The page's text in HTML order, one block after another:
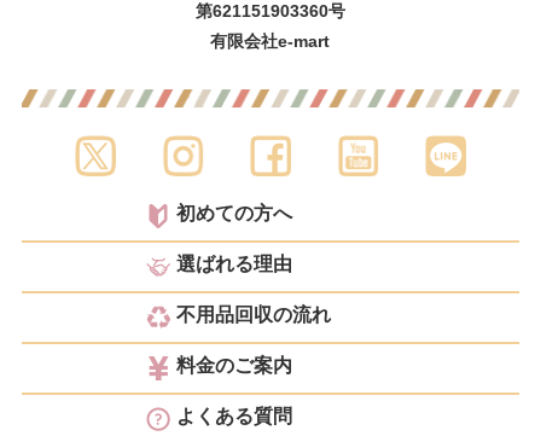
第621151903360号
有限会社e-mart
初めての方へ
選ばれる理由
不用品回収の流れ
料金のご案内
よくある質問